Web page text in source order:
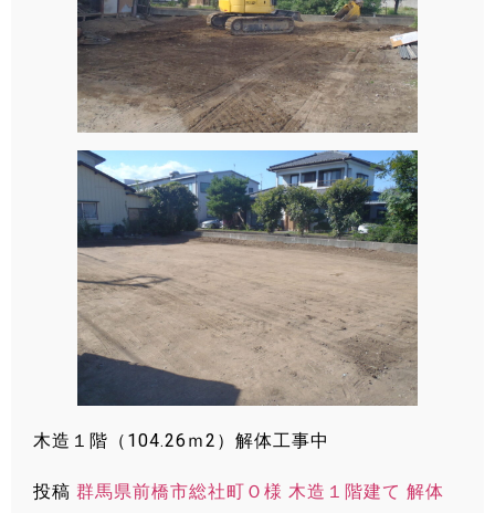
木造１階（104.26ｍ2）解体工事中
投稿 群馬県前橋市総社町Ｏ様 木造１階建て 解体